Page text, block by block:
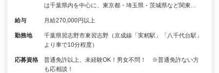
は千葉県内を中心に、東京都・埼玉県・茨城県など関東…
給与 月給270,000円以上
勤務地
千葉県習志野市東習志野（京成線「実籾駅」「八千代台駅」
より車で10分程度）
応募資格
普通免許以上、未経験OK！男女不問！ ※普通免許ない方
も応相談！